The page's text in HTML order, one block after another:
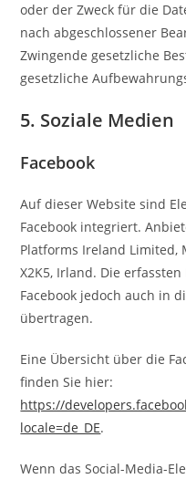
oder der Zweck für die
nach abgeschlossener
Zwingende gesetzliche
gesetzliche
5. Soziale Medien
Facebook
Auf dieser Website sind
Facebook integriert.
Platforms Ireland Limited,
X2K5, Irland. Die
Facebook jedoch auch in
übertragen.
Eine Übersicht über die
finden Sie hier:
https://
locale=de_DE.
Wenn das Social-Media-